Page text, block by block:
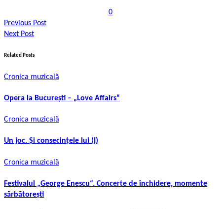
0
Previous Post
Next Post
Related Posts
Cronica muzicală
Opera la București – „Love Affairs“
Cronica muzicală
Un joc. Și consecințele lui (I)
Cronica muzicală
Festivalul „George Enescu“. Concerte de închidere, momente
sărbătorești